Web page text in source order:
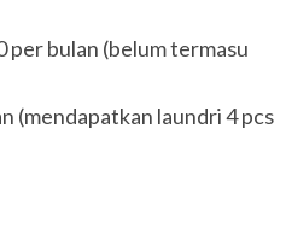
per bulan (belum termasu
(mendapatkan laundri 4 pcs